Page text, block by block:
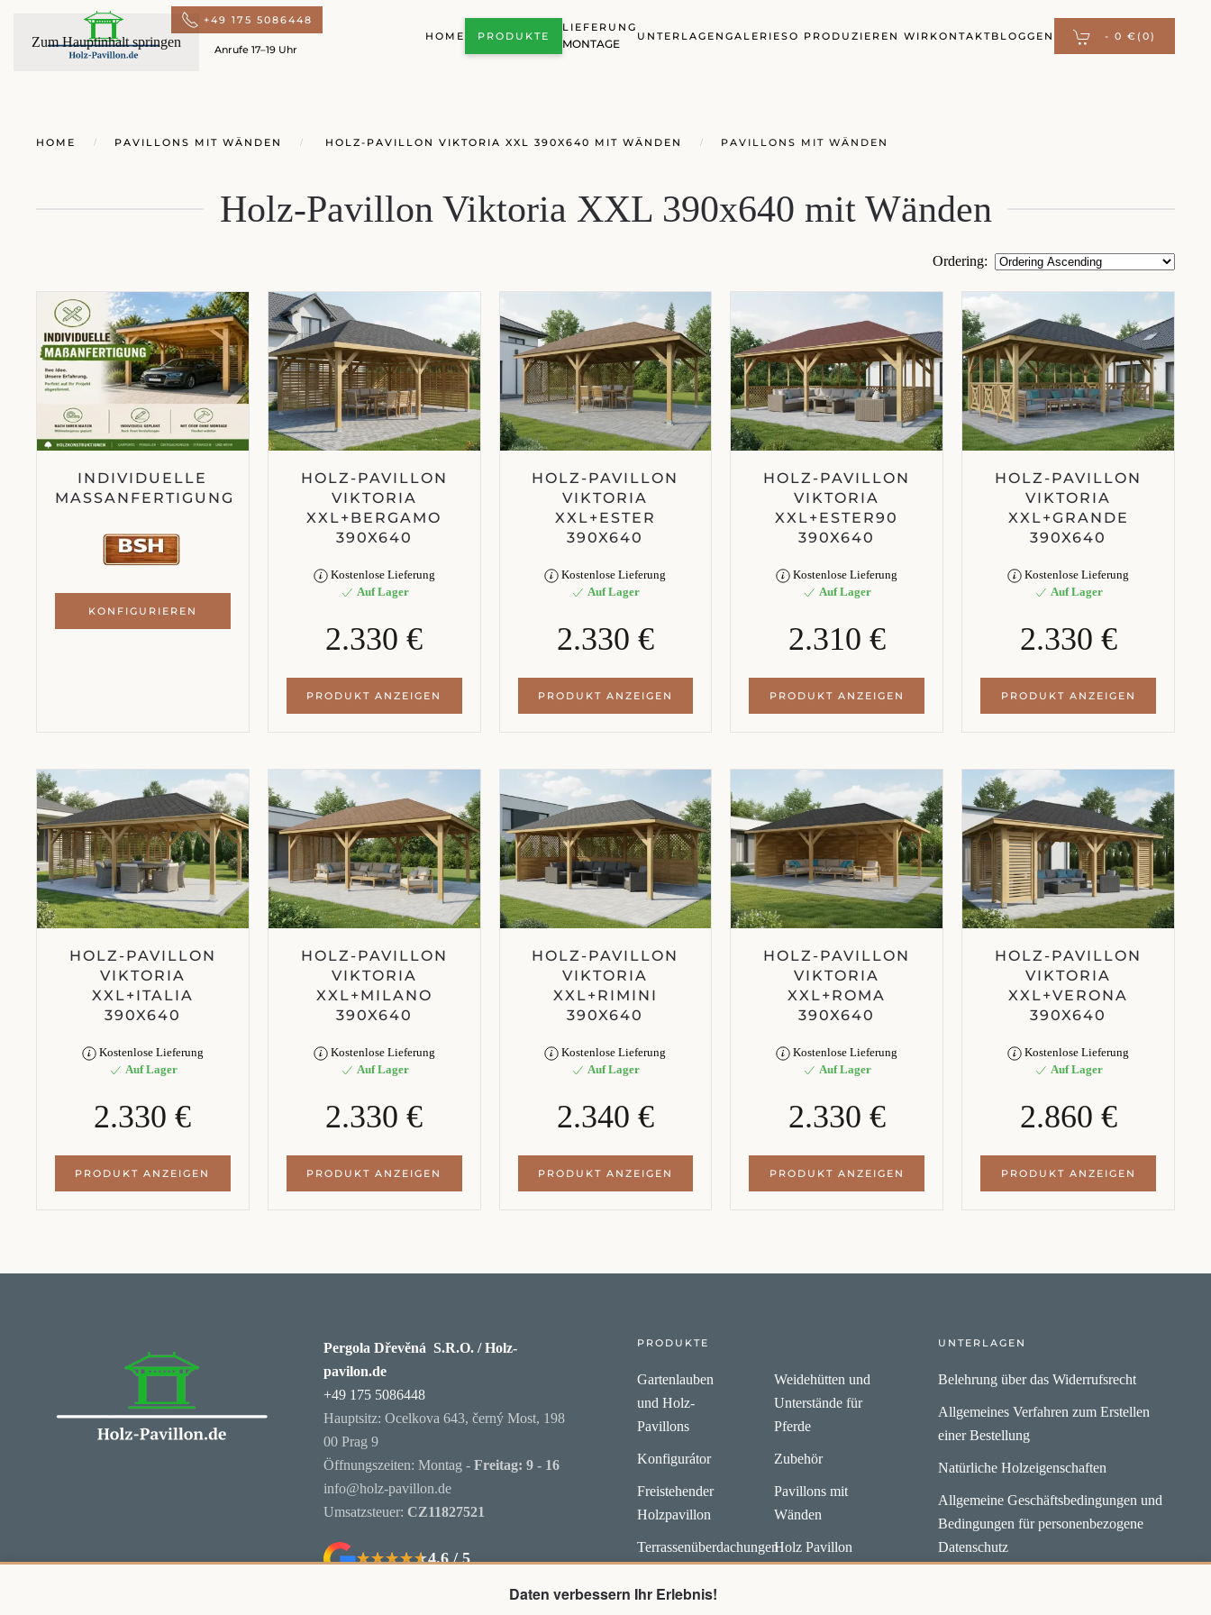
Daten verbessern Ihr Erlebnis!
Zum Hauptinhalt springen
+49 175 5086448
Anrufe 17–19 Uhr
HOME PRODUKTE
LIEFERUNG
MONTAGE
UNTERLAGEN GALERIESO PRODUZIEREN WIR KONTAKTBLOGGEN - 0 € (0)
HOME PAVILLONS MIT WÄNDEN HOLZ-PAVILLON VIKTORIA XXL 390X640 MIT WÄNDEN PAVILLONS MIT WÄNDEN
Holz-Pavillon Viktoria XXL 390x640 mit Wänden
Ordering:
INDIVIDUELLE
MASSANFERTIGUNG
KONFIGURIEREN
HOLZ-PAVILLON
VIKTORIA
XXL+BERGAMO
390X640
Kostenlose Lieferung
Auf Lager
2.330 €
PRODUKT ANZEIGEN
HOLZ-PAVILLON
VIKTORIA
XXL+ESTER
390X640
Kostenlose Lieferung
Auf Lager
2.330 €
PRODUKT ANZEIGEN
HOLZ-PAVILLON
VIKTORIA
XXL+ESTER90
390X640
Kostenlose Lieferung
Auf Lager
2.310 €
PRODUKT ANZEIGEN
HOLZ-PAVILLON
VIKTORIA
XXL+GRANDE
390X640
Kostenlose Lieferung
Auf Lager
2.330 €
PRODUKT ANZEIGEN
HOLZ-PAVILLON
VIKTORIA
XXL+ITALIA
390X640
Kostenlose Lieferung
Auf Lager
2.330 €
PRODUKT ANZEIGEN
HOLZ-PAVILLON
VIKTORIA
XXL+MILANO
390X640
Kostenlose Lieferung
Auf Lager
2.330 €
PRODUKT ANZEIGEN
HOLZ-PAVILLON
VIKTORIA
XXL+RIMINI
390X640
Kostenlose Lieferung
Auf Lager
2.340 €
PRODUKT ANZEIGEN
HOLZ-PAVILLON
VIKTORIA
XXL+ROMA
390X640
Kostenlose Lieferung
Auf Lager
2.330 €
PRODUKT ANZEIGEN
HOLZ-PAVILLON
VIKTORIA
XXL+VERONA
390X640
Kostenlose Lieferung
Auf Lager
2.860 €
PRODUKT ANZEIGEN
Pergola Dřevěná S.R.O. / Holz-
pavilon.de
+49 175 5086448
Hauptsitz: Ocelkova 643, černý Most, 198
00 Prag 9
Öffnungszeiten: Montag - Freitag: 9 - 16
info@holz-pavillon.de
Umsatzsteuer: CZ11827521
★★★★★
★★★★★4.6 / 5
PRODUKTE
Gartenlauben
und Holz-
Pavillons
Konfigurátor
Freistehender
Holzpavillon
Terrassenüberdachungen
Weidehütten und
Unterstände für
Pferde
Zubehör
Pavillons mit
Wänden
Holz Pavillon
UNTERLAGEN
Belehrung über das Widerrufsrecht
Allgemeines Verfahren zum Erstellen
einer Bestellung
Natürliche Holzeigenschaften
Allgemeine Geschäftsbedingungen und
Bedingungen für personenbezogene
Datenschutz